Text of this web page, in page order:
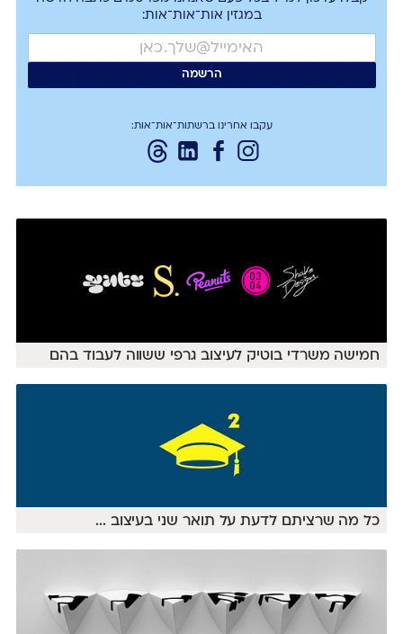
במגזין אות־אות־אות:
עקבו אחרינו ברשתות־אות־אות:
חמישה משרדי בוטיק לעיצוב גרפי ששווה לעבוד בהם
כל מה שרציתם לדעת על תואר שני בעיצוב ...